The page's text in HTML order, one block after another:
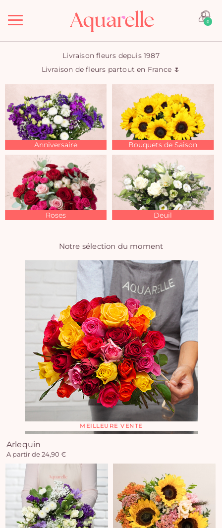
Menu 0
Livraison fleurs depuis 1987
Livraison de fleurs partout en France 🌷
Anniversaire Bouquets de Saison
Roses Deuil
Notre sélection du moment
MEILLEURE VENTE
Arlequin
A partir de 24,90 €